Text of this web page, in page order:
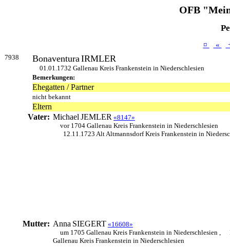
OFB
¤ «
7938 BonaventuraIRMLER
01.01.1732 Gallenau Kreis Frankenstein in Niederschlesien
Bemerkungen:
Ehegatten / Partner
nicht bekannt
Eltern
Vater: Michael JEMLER «8147»
vor 1704 Gallenau Kreis Frankenstein in Niederschlesien
12.11.1723 Alt Altmannsdorf Kreis Frankenstein in
Mutter: Anna SIEGERT «16608»
um 1705 Gallenau Kreis Frankenstein in Niederschlesien ,
Gallenau Kreis Frankenstein in Niederschlesien